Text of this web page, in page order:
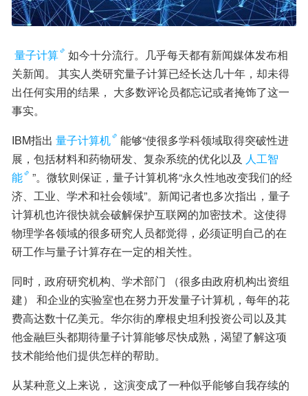
量子计算
如今十分流行。几乎每天都有新闻媒体发布相
关新闻。 其实人类研究量子计算已经长达几十年，却未得
出任何实用的结果， 大多数评论员都忘记或者掩饰了这一
事实。
IBM指出 量子计算机
能够“使很多学科领域取得突破性进
展，包括材料和药物研发、复杂系统的优化以及 人工智
能
”。微软则保证，量子计算机将“永久性地改变我们的经
济、工业、学术和社会领域”。新闻记者也多次指出，量子
计算机也许很快就会破解保护互联网的加密技术。这使得
物理学各领域的很多研究人员都觉得，必须证明自己的在
研工作与量子计算存在一定的相关性。
同时，政府研究机构、学术部门 （很多由政府机构出资组
建） 和企业的实验室也在努力开发量子计算机，每年的花
费高达数十亿美元。华尔街的摩根史坦利投资公司以及其
他金融巨头都期待量子计算能够尽快成熟，渴望了解这项
技术能给他们提供怎样的帮助。
从某种意义上来说， 这演变成了一种似乎能够自我存续的